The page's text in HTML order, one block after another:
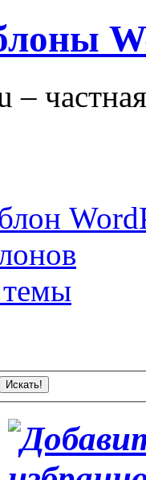
–
темы
Искать!